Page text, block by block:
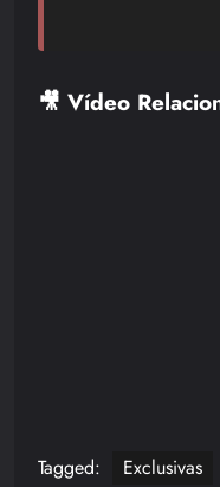
🎥 Vídeo
Tagged: Exclusivas